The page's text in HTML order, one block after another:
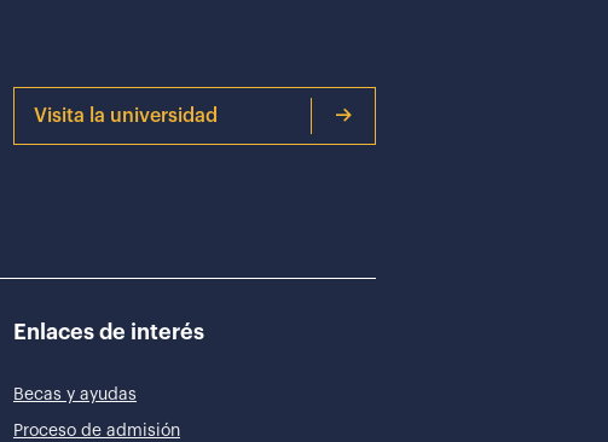
Visita la universidad
Enlaces de interés
Becas y ayudas
Proceso de admisión